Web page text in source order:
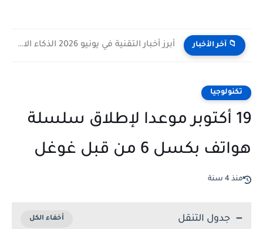
📁 آخر الأخبار أبرز أخبار التقنية في يونيو 2026 الذكاء الاصطناعي يقود المنافسة...
تكنولوجيا
19 أكتوبر موعدا لإطلاق سلسلة
هواتف بكسل 6 من قبل غوغل
منذ 4 سنة
جدول التنقل